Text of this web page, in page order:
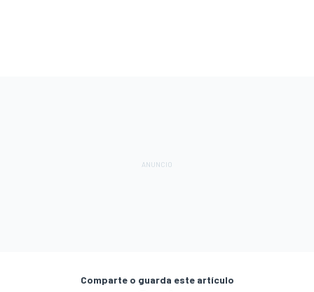
Comparte o guarda este artículo